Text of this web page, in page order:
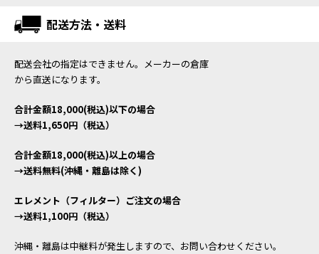
配送方法・送料
配送会社の指定はできません。メーカーの倉庫
から直送になります。
合計金額18,000(税込)以下の場合
→送料1,650円（税込）
合計金額18,000(税込)以上の場合
→送料無料(沖縄・離島は除く)
エレメント（フィルター）ご注文の場合
→送料1,100円（税込）
沖縄・離島は中継料が発生しますので、お問い合わせください。